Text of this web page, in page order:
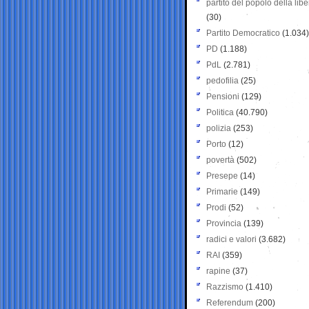
partito del popolo della
(30)
Partito Democratico (1.034)
PD (1.188)
PdL (2.781)
pedofilia (25)
Pensioni (129)
Politica (40.790)
polizia (253)
Porto (12)
povertà (502)
Presepe (14)
Primarie (149)
Prodi (52)
Provincia (139)
radici e valori (3.682)
RAI (359)
rapine (37)
Razzismo (1.410)
Referendum (200)